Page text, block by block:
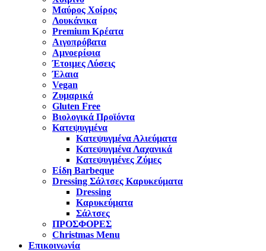
Μαύρος Χοίρος
Λουκάνικα
Premium Κρέατα
Αιγοπρόβατα
Αμνοερίφια
Έτοιμες Λύσεις
Έλαια
Vegan
Ζυμαρικά
Gluten Free
Βιολογικά Προϊόντα
Κατεψυγμένα
Κατεψυγμένα Αλιεύματα
Κατεψυγμένα Λαχανικά
Κατεψυγμένες Ζύμες
Είδη Barbeque
Dressing Σάλτσες Καρυκεύματα
Dressing
Καρυκεύματα
Σάλτσες
ΠΡΟΣΦΟΡΕΣ
Christmas Menu
Επικοινωνία